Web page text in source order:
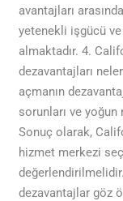
avantajları
yetenekli işgücü
almaktadır. 4.
dezavantajları
açmanın
sorunları ve
Sonuç olarak,
hizmet merkezi
dezavantajlar göz